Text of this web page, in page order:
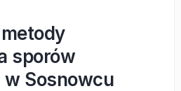
sporów
Sosnowcu